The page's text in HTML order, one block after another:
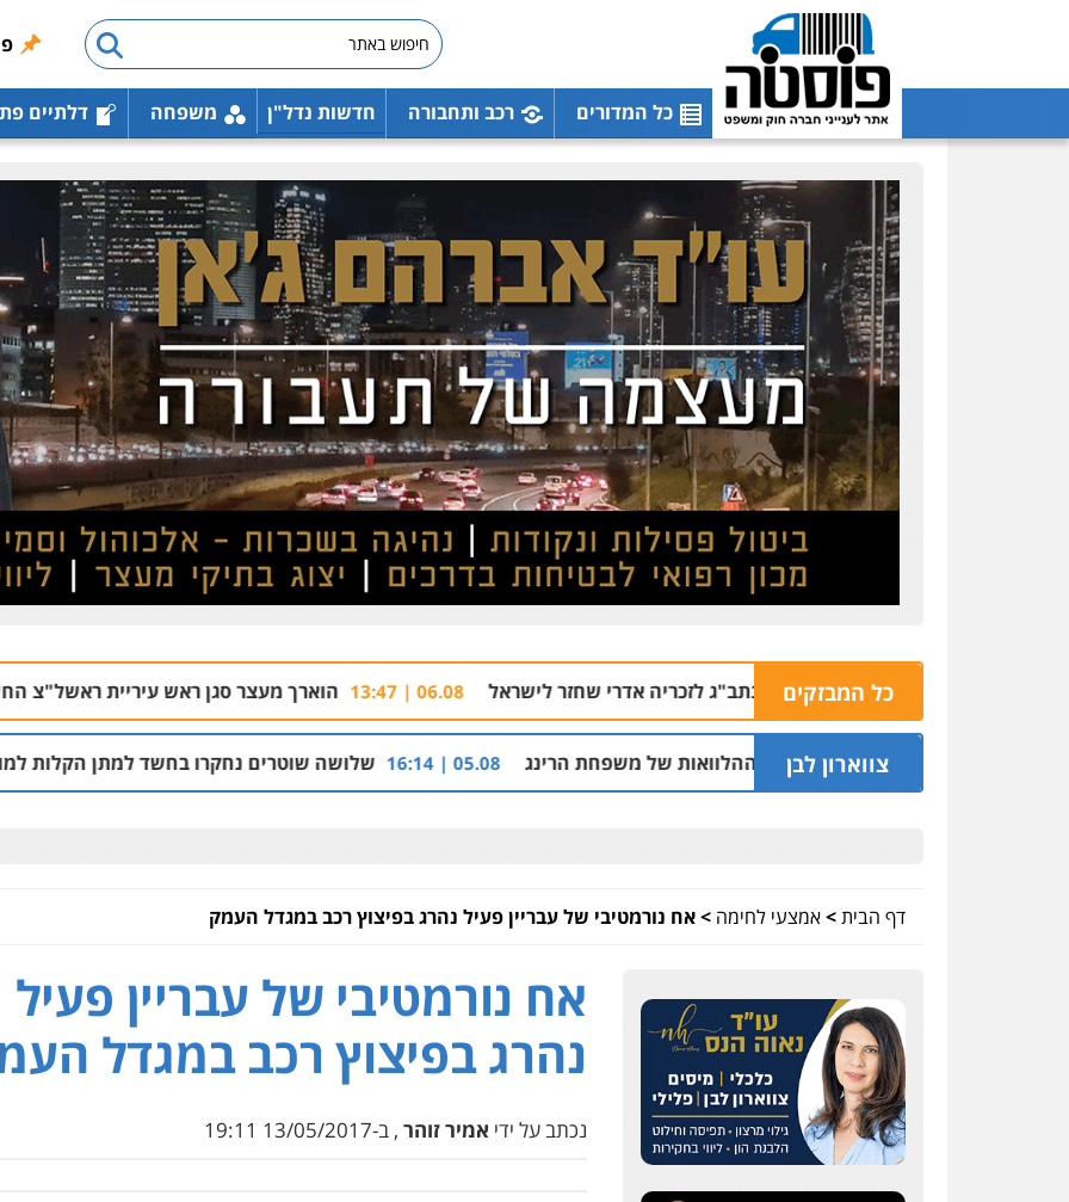
כל המדורים רכב ותחבורה חדשות נדל"ן משפחה דלתיים
כל המבזקים
שוטר לא המתין בנתב"ג לזכריה אדרי שחזר לישראל 06.08 | 13:47 הוארך מעצר סגן ראש עיריית ראשל"צ החשוד בעבירות
צווארון לבן
בחיפה וסינדיקאט ההלוואות של משפחת הרינג 05.08 | 16:14 שלושה שוטרים נחקרו בחשד למתן הקלות למועדון בבעלות
דף הבית>אמצעי לחימה >אח נורמטיבי של עבריין פעיל נהרג בפיצוץ רכב במגדל העמק
אח נורמטיבי של עבריין פעיל
נהרג בפיצוץ רכב במגדל
נכתב על ידי אמיר זוהר , ב-13/05/2017 19:11